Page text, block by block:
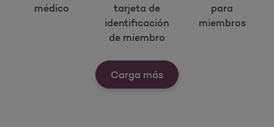
médico
tarjeta de
identificación
de miembro
para
miembros
Carga másVer nuestras